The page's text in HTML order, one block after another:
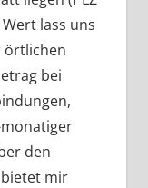
lass uns
örtlichen
bei
monatiger
den
bietet mir